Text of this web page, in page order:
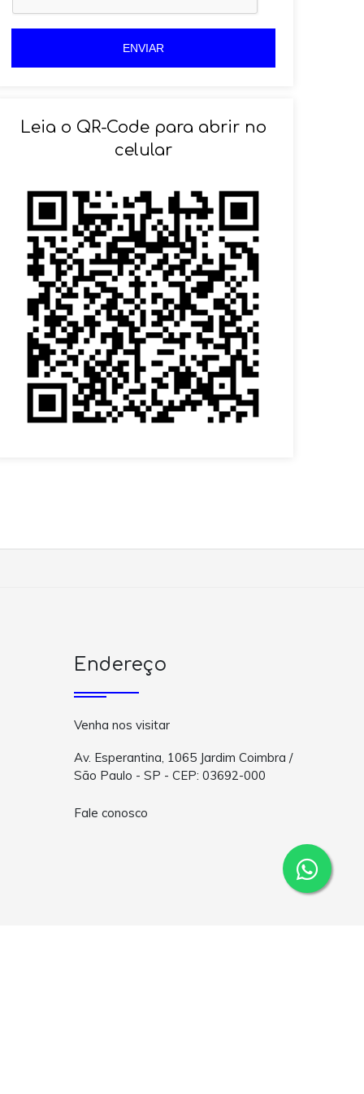
ENVIAR
SOLICITAR AGENDAMENTO
Leia o QR-Code para abrir no
celular
Endereço
Venha nos visitar
Av. Esperantina, 1065 Jardim Coimbra /
São Paulo - SP - CEP: 03692-000
Fale conosco